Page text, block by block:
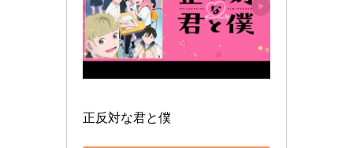
正反対な君と僕